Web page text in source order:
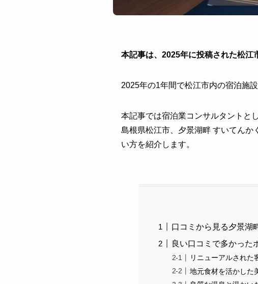
本記事は、2025年に投稿された松江
2025年の1年間で松江市内の宿泊施
本記事では宿泊業コンサルタントと
島根県松江市、夕景湖畔 すいてんか
い方を紹介します。
口コミから見る夕景湖
良い口コミで多かった
リニューアルされた
地元食材を活かした